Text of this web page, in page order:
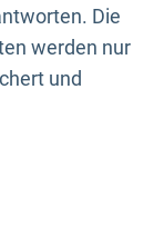
Die
werden nur
und